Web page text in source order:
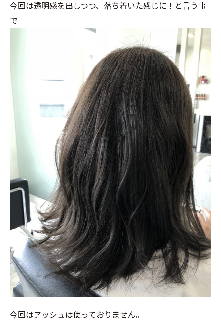
今回は透明感を出しつつ、落ち着いた感じに！と言う事
で
今回はアッシュは使っておりません。